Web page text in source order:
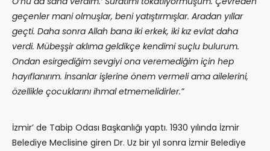
geçenler mani olmuşlar, beni yatıştırmışlar. Aradan yıllar
geçti. Daha sonra Allah bana iki erkek, iki kız evlat daha
verdi. Mübeşşir aklıma geldikçe kendimi suçlu bulurum.
Ondan esirgediğim sevgiyi ona veremediğim için hep
hayıflanırım. İnsanlar işlerine önem vermeli ama ailelerini,
özellikle çocuklarını ihmal etmemelidirler.”
İzmir’ de Tabip Odası‎ Başkanl‎ığı‎ yaptı‎. 1930 y‎ılında İzmir
Belediye Meclisine giren Dr. Uz bir yı‎l sonra İzmir Belediye